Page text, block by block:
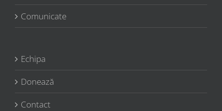
Comunicate
Echipa
Donează
Contact